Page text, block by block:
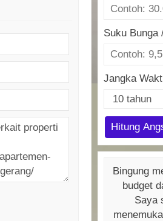
Suku Bunga
Jangka
Hitung
Bingung
budget
Saya